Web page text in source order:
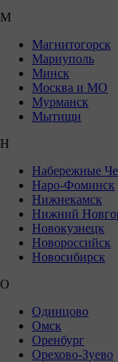
М
Магнитогорск
Мариуполь
Минск
Москва и МО
Мурманск
Мытищи
Н
Набережные
Наро-Фоминск
Нижнекамск
Нижний
Новокузнецк
Новороссийск
Новосибирск
О
Одинцово
Омск
Оренбург
Орехово-Зуево